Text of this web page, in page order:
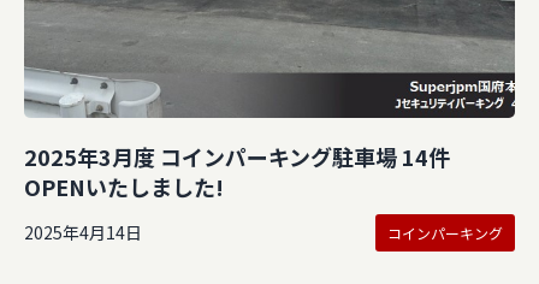
2025年3月度 コインパーキング駐車場 14件
OPENいたしました!
2025年4月14日 コインパーキング